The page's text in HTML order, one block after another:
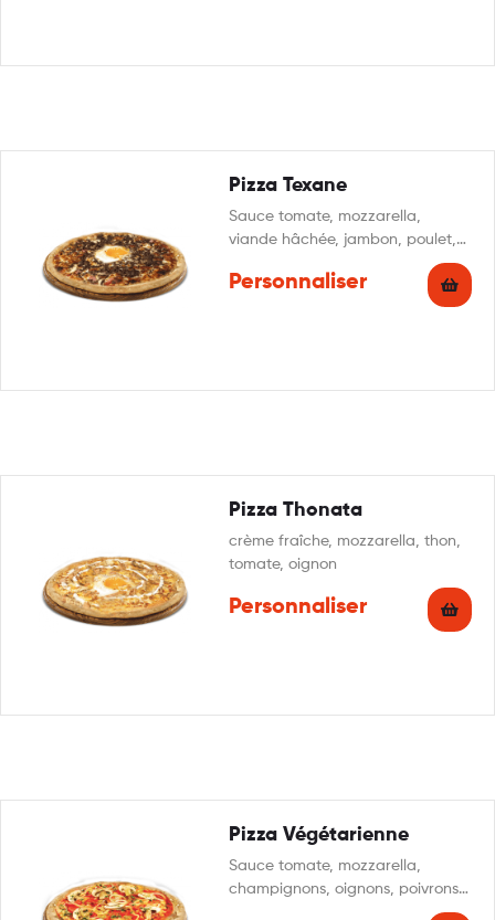
Pizza Texane
Sauce tomate, mozzarella,
viande hâchée, jambon, poulet,
Personnaliser
Pizza Thonata
crème fraîche, mozzarella, thon,
tomate, oignon
Personnaliser
Pizza Végétarienne
Sauce tomate, mozzarella,
champignons, oignons, poivrons,